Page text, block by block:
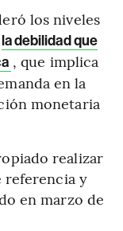
los niveles
la debilidad que
, que implica
en la
monetaria
realizar
referencia y
en marzo de